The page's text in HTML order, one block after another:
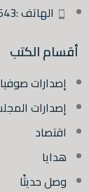
الهاتف :96552224643+
أقسام الكتب
إصدارات صوفيا
إصدارات
اقتصاد
هدايا
وصل حديثًا